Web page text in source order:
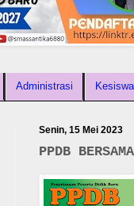
Administrasi
Senin, 15 Mei 2023
PPDB